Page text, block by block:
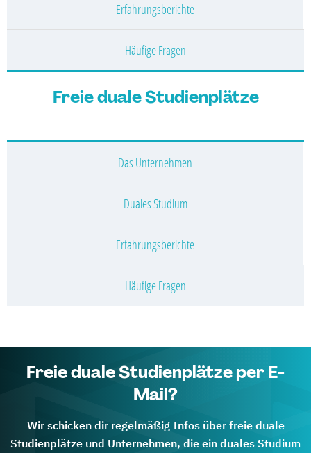
Erfahrungsberichte
Häufige Fragen
Freie duale Studienplätze
Das Unternehmen
Duales Studium
Erfahrungsberichte
Häufige Fragen
Freie duale Studienplätze per E-
Mail?
Wir schicken dir regelmäßig Infos über freie duale
Studienplätze und Unternehmen, die ein duales Studium